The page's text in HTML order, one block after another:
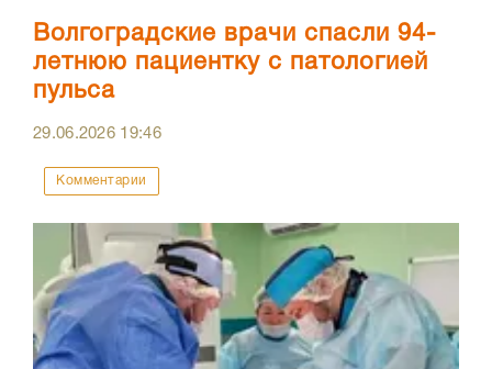
Волгоградские врачи спасли 94-
летнюю пациентку с патологией
пульса
29.06.2026 19:46
Комментарии